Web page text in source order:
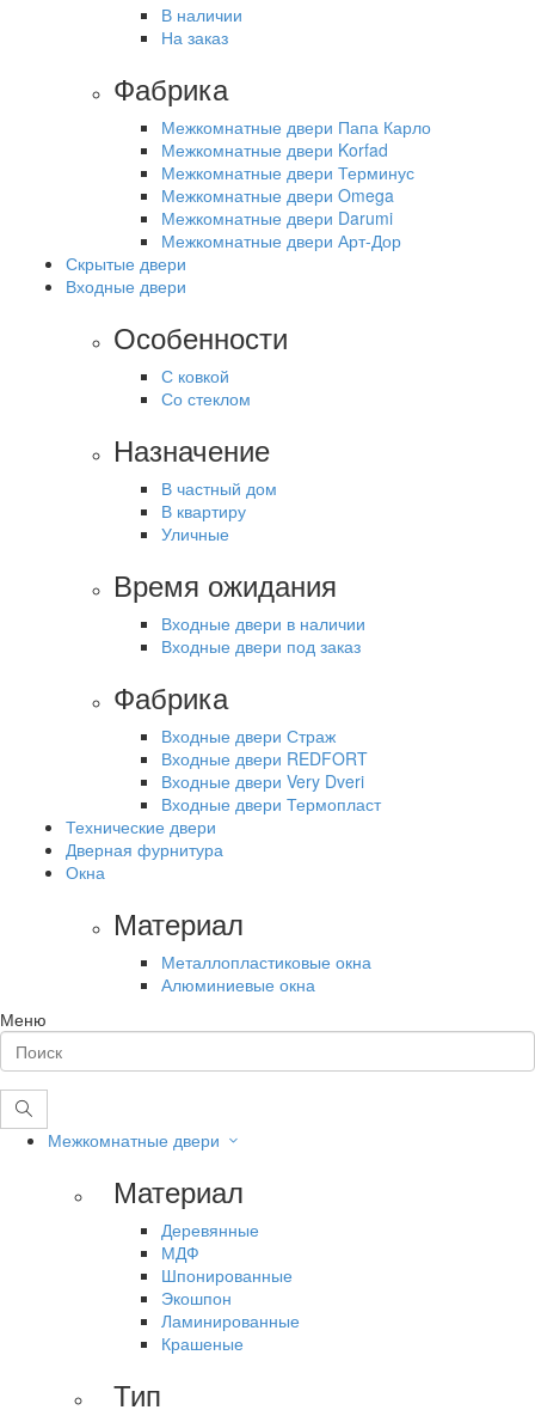
В наличии
На заказ
Фабрика
Межкомнатные двери Папа Карло
Межкомнатные двери Korfad
Межкомнатные двери Терминус
Межкомнатные двери Omega
Межкомнатные двери Darumi
Межкомнатные двери Арт-Дор
Скрытые двери
Входные двери
Особенности
С ковкой
Со стеклом
Назначение
В частный дом
В квартиру
Уличные
Время ожидания
Входные двери в наличии
Входные двери под заказ
Фабрика
Входные двери Страж
Входные двери REDFORT
Входные двери Very Dveri
Входные двери Термопласт
Технические двери
Дверная фурнитура
Окна
Материал
Металлопластиковые окна
Алюминиевые окна
Меню
Межкомнатные двери
Материал
Деревянные
МДФ
Шпонированные
Экошпон
Ламинированные
Крашеные
Тип